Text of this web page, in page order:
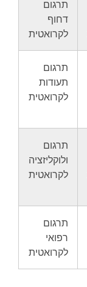
תרגום
דחוף
לקרואטית
תרגום
תעודות
לקרואטית
תרגום
ולוקליזציה
לקרואטית
תרגום
רפואי
לקרואטית